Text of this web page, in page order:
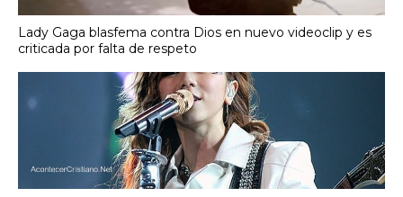
Lady Gaga blasfema contra Dios en nuevo videoclip y es
criticada por falta de respeto